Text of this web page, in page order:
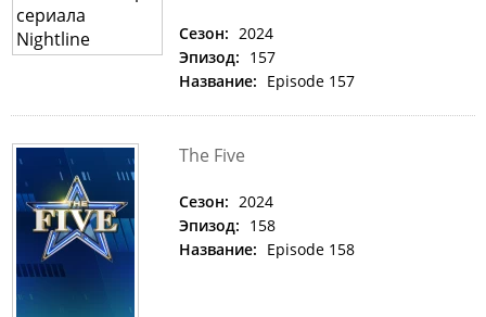
Сезон: 2024
Эпизод: 157
Название: Episode 157
The Five
Сезон: 2024
Эпизод: 158
Название: Episode 158